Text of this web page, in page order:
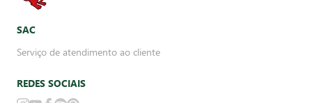
SAC
Serviço de atendimento ao cliente
REDES SOCIAIS